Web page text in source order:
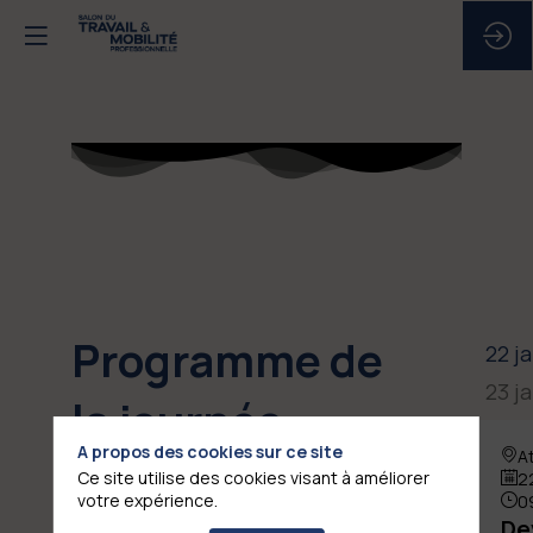
Programme de
la journée
22
23
A propos des cookies sur ce site
Ce site utilise des cookies visant à améliorer
votre expérience.